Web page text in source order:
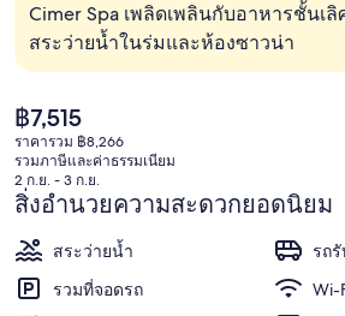
ด้านหน้าที่
Cimer Spa เพลิดเพลินกับอาหารชั้นเ
สระว่ายน้ำในร่มและห้องซาวน่า
ราคา
ปัจจุบัน
฿7,515
฿7,515
ราคารวม ฿8,266
รวมภาษีและค่าธรรมเนียม
2 ก.ย. - 3 ก.ย.
สิ่งอำนวยความสะดวกยอดนิยม
สระว่ายน้ำ
รถ
รวมที่จอดรถ
Wi-